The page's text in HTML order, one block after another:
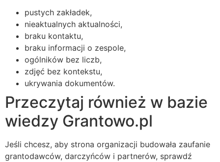
pustych zakładek,
nieaktualnych aktualności,
braku kontaktu,
braku informacji o zespole,
ogólników bez liczb,
zdjęć bez kontekstu,
ukrywania dokumentów.
Przeczytaj również w bazie
wiedzy Grantowo.pl
Jeśli chcesz, aby strona organizacji budowała zaufanie
grantodawców, darczyńców i partnerów, sprawdź